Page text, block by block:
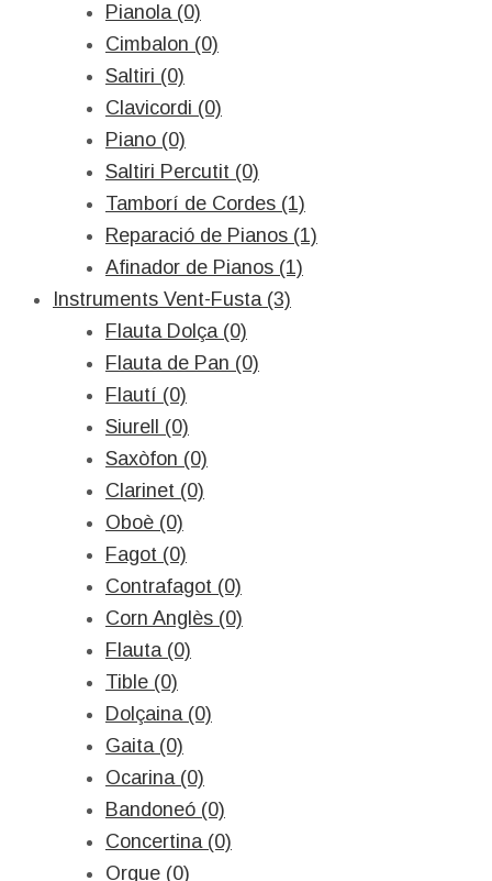
Pianola (0)
Cimbalon (0)
Saltiri (0)
Clavicordi (0)
Piano (0)
Saltiri Percutit (0)
Tamborí de Cordes (1)
Reparació de Pianos (1)
Afinador de Pianos (1)
Instruments Vent-Fusta (3)
Flauta Dolça (0)
Flauta de Pan (0)
Flautí (0)
Siurell (0)
Saxòfon (0)
Clarinet (0)
Oboè (0)
Fagot (0)
Contrafagot (0)
Corn Anglès (0)
Flauta (0)
Tible (0)
Dolçaina (0)
Gaita (0)
Ocarina (0)
Bandoneó (0)
Concertina (0)
Orgue (0)